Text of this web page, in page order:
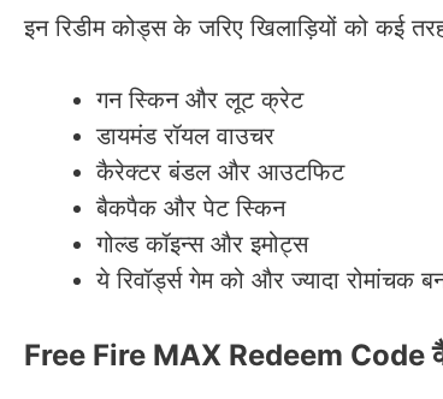
इन रिडीम कोड्स के जरिए खिलाड़ियों को कई
गन स्किन और लूट क्रेट
डायमंड रॉयल वाउचर
कैरेक्टर बंडल और आउटफिट
बैकपैक और पेट स्किन
गोल्ड कॉइन्स और इमोट्स
ये रिवॉर्ड्स गेम को और ज्यादा रोमांचक
Free Fire MAX Redeem Code